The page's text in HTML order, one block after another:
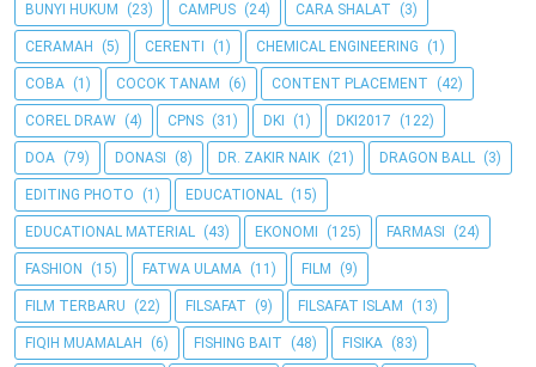
BUNYI HUKUM (23) CAMPUS (24) CARA SHALAT (3)
CERAMAH (5) CERENTI (1) CHEMICAL ENGINEERING (1)
COBA (1) COCOK TANAM (6) CONTENT PLACEMENT (42)
COREL DRAW (4) CPNS (31) DKI (1) DKI2017 (122)
DOA (79) DONASI (8) DR. ZAKIR NAIK (21) DRAGON BALL (3)
EDITING PHOTO (1) EDUCATIONAL (15)
EDUCATIONAL MATERIAL (43) EKONOMI (125) FARMASI (24)
FASHION (15) FATWA ULAMA (11) FILM (9)
FILM TERBARU (22) FILSAFAT (9) FILSAFAT ISLAM (13)
FIQIH MUAMALAH (6) FISHING BAIT (48) FISIKA (83)